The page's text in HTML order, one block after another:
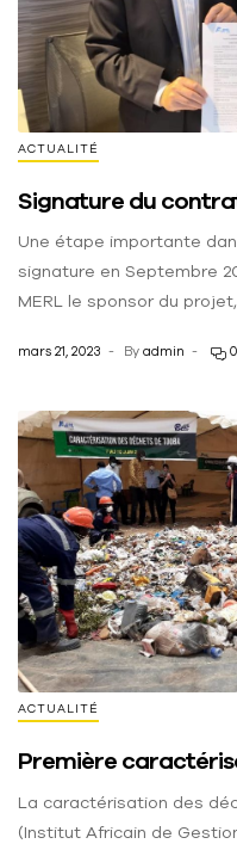
ACTUALITÉ
Signature du
Une étape importante
signature en Septembre
MERL le sponsor du
mars 21, 2023 By admin 0
ACTUALITÉ
Première
La caractérisation des
(Institut Africain de